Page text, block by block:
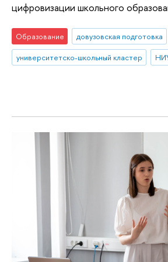
цифровизации школьного
Образование
довузовская подготовка
университетско-школьный кластер